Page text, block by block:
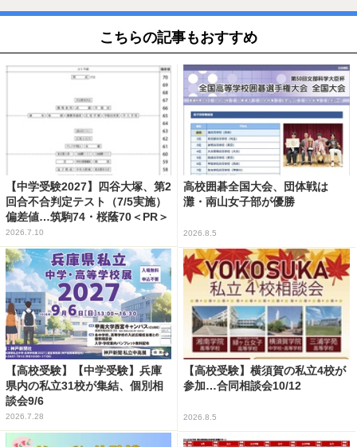
こちらの記事もおすすめ
【中学受験2027】四谷大塚、第2
回合不合判定テスト（7/5実施）
偏差値…筑駒74・桜蔭70＜PR＞
2026.7.10
高校囲碁全国大会、団体戦は
灘・南山女子部が優勝
2026.8.5
【高校受験】【中学受験】兵庫
県内の私立31校が集結、個別相
談会9/6
2026.7.28
【高校受験】横須賀の私立4校が
参加…合同相談会10/12
2026.8.5